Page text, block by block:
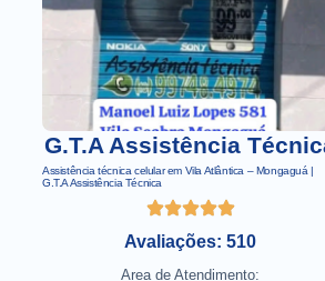
G.T.A Assistência
Assistência técnica celular em Vila Atlântica – Mongaguá |
G.T.A Assistência Técnica
Avaliações: 510
Area de Atendimento: